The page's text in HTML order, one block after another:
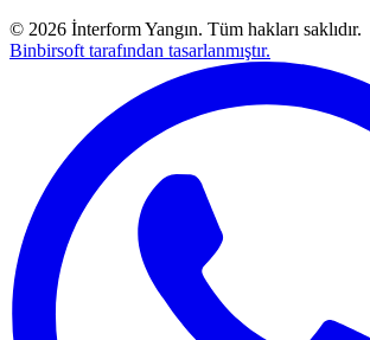
© 2026 İnterform Yangın. Tüm hakları saklıdır.
Binbirsoft tarafından tasarlanmıştır.